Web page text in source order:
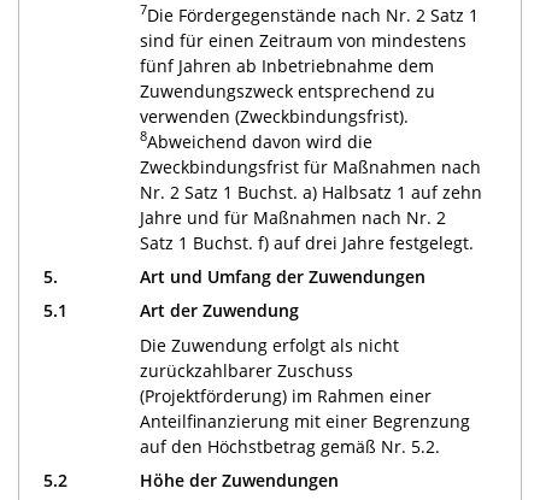
7Die Fördergegenstände nach Nr. 2 Satz 1
sind für einen Zeitraum von mindestens
fünf Jahren ab Inbetriebnahme dem
Zuwendungszweck entsprechend zu
verwenden (Zweckbindungsfrist).
8Abweichend davon wird die
Zweckbindungsfrist für Maßnahmen nach
Nr. 2 Satz 1 Buchst. a) Halbsatz 1 auf zehn
Jahre und für Maßnahmen nach Nr. 2
Satz 1 Buchst. f) auf drei Jahre festgelegt.
5.
Art und Umfang der Zuwendungen
5.1
Art der Zuwendung
Die Zuwendung erfolgt als nicht
zurückzahlbarer Zuschuss
(Projektförderung) im Rahmen einer
Anteilfinanzierung mit einer Begrenzung
auf den Höchstbetrag gemäß Nr. 5.2.
5.2
Höhe der Zuwendungen